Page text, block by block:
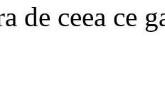
de ceea ce